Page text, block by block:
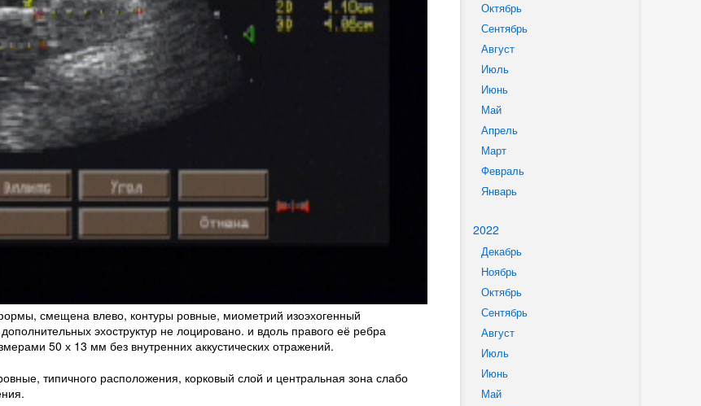
Октябрь
Сентябрь
Август
Июль
Июнь
Май
Апрель
Март
Февраль
Январь
2022
Декабрь
Ноябрь
Октябрь
Сентябрь
Август
Июль
Июнь
Май
смещена влево, контуры ровные, миометрий изоэхогенный
эхоструктур не лоцировано. и вдоль правого её ребра
50 х 13 мм без внутренних аккустических отражений.
типичного расположения, корковый слой и центральная зона слабо